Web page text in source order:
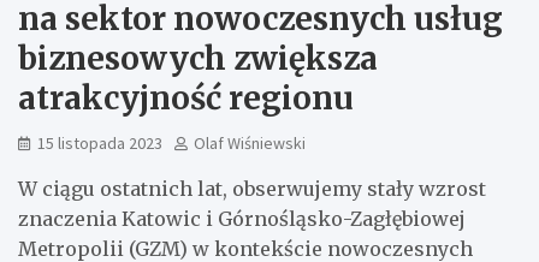
na sektor nowoczesnych usług
biznesowych zwiększa
atrakcyjność regionu
15 listopada 2023 Olaf Wiśniewski
W ciągu ostatnich lat, obserwujemy stały wzrost
znaczenia Katowic i Górnośląsko-Zagłębiowej
Metropolii (GZM) w kontekście nowoczesnych